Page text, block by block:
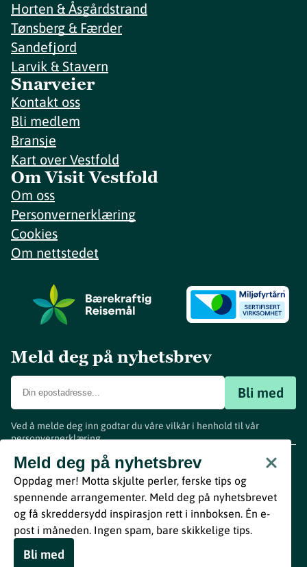
Horten & Åsgårdstrand
Tønsberg & Færder
Sandefjord
Larvik & Stavern
Snarveier
Kontakt oss
Bli medlem
Bransje
Kart over Vestfold
Om Visit Vestfold
Om oss
Personvernerklæring
Cookies
Om nettstedet
Meld deg på nyhetsbrev
Bli med
Ved å melde deg inn godtar du våre vilkår i henhold til vår
personvernerklæring.
Meld deg på nyhetsbrev
Oppdag mer! Motta skjulte perler, ferske tips og
spennende arrangementer. Meld deg på nyhetsbrevet
og få skreddersydd inspirasjon rett i innboksen. Én e-
post i måneden. Ingen spam, bare skikkelige tips.
Bli med
www.visitvestfold.com
Turistinformasjon
Vestfold Fylkeskommune
ByBreakfast